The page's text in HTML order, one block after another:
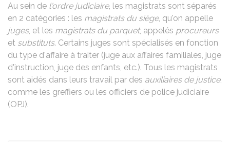
Au sein de l'ordre judiciaire, les magistrats sont séparés
en 2 catégories : les magistrats du siège, qu'on appelle
juges, et les magistrats du parquet, appelés procureurs
et substituts. Certains juges sont spécialisés en fonction
du type d'affaire à traiter (juge aux affaires familiales, juge
d'instruction, juge des enfants, etc.). Tous les magistrats
sont aidés dans leurs travail par des auxiliaires de justice,
comme les greffiers ou les officiers de police judiciaire
(OPJ).